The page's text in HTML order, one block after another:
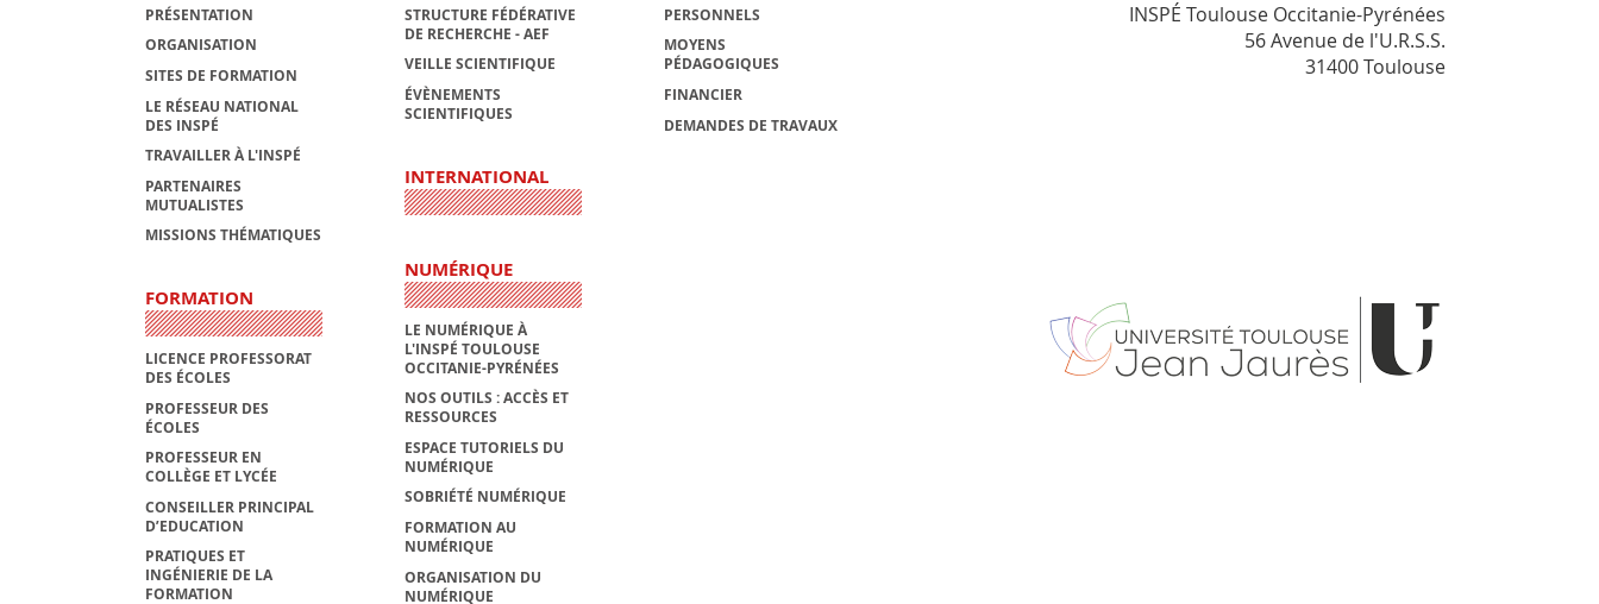
PRÉSENTATION
ORGANISATION
SITES DE FORMATION
LE RÉSEAU NATIONAL
DES INSPÉ
TRAVAILLER À L'INSPÉ
PARTENAIRES
MUTUALISTES
MISSIONS THÉMATIQUES
FORMATION
LICENCE PROFESSORAT
DES ÉCOLES
PROFESSEUR DES
ÉCOLES
PROFESSEUR EN
COLLÈGE ET LYCÉE
CONSEILLER PRINCIPAL
D’EDUCATION
PRATIQUES ET
INGÉNIERIE DE LA
FORMATION
STRUCTURE FÉDÉRATIVE
DE RECHERCHE - AEF
VEILLE SCIENTIFIQUE
ÉVÈNEMENTS
SCIENTIFIQUES
INTERNATIONAL
NUMÉRIQUE
LE NUMÉRIQUE À
L'INSPÉ TOULOUSE
OCCITANIE-PYRÉNÉES
NOS OUTILS : ACCÈS ET
RESSOURCES
ESPACE TUTORIELS DU
NUMÉRIQUE
SOBRIÉTÉ NUMÉRIQUE
FORMATION AU
NUMÉRIQUE
ORGANISATION DU
NUMÉRIQUE
PERSONNELS
MOYENS
PÉDAGOGIQUES
FINANCIER
DEMANDES DE TRAVAUX
INSPÉ Toulouse Occitanie-Pyrénées
56 Avenue de l'U.R.S.S.
31400 Toulouse